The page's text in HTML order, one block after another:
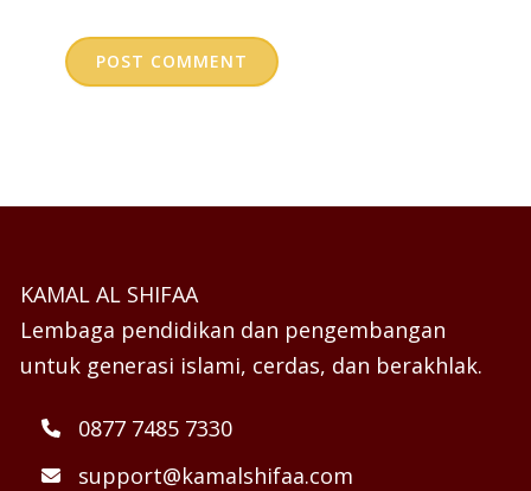
KAMAL AL SHIFAA
Lembaga pendidikan dan pengembangan
untuk generasi islami, cerdas, dan berakhlak.
0877 7485 7330
support@kamalshifaa.com